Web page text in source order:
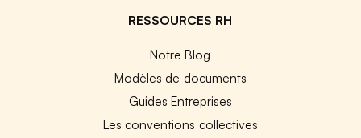
RESSOURCES RH
Notre Blog
Modèles de documents
Guides Entreprises
Les conventions collectives